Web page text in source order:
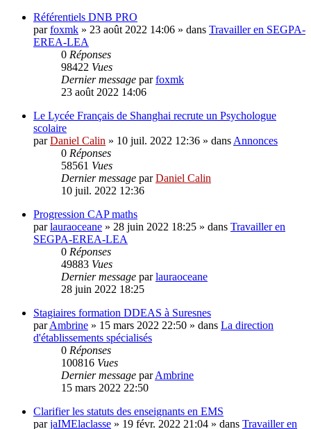
Référentiels DNB PRO
parfoxmk » 23 août 2022 14:06 » dans Travailler en SEGPA-
EREA-LEA
0 Réponses
98422 Vues
Dernier message parfoxmk
23 août 2022 14:06
Le Lycée Français de Shanghai recrute un Psychologue
scolaire
parDaniel Calin » 10 juil. 2022 12:36 » dans Annonces
0 Réponses
58561 Vues
Dernier message parDaniel Calin
10 juil. 2022 12:36
Progression CAP maths
parlauraoceane » 28 juin 2022 18:25 » dans Travailler en
SEGPA-EREA-LEA
0 Réponses
49883 Vues
Dernier message parlauraoceane
28 juin 2022 18:25
Stagiaires formation DDEAS à Suresnes
parAmbrine » 15 mars 2022 22:50 » dans La direction
d'établissements spécialisés
0 Réponses
100816 Vues
Dernier message parAmbrine
15 mars 2022 22:50
Clarifier les statuts des enseignants en EMS
parjaIMElaclasse » 19 févr. 2022 21:04 » dans Travailler en